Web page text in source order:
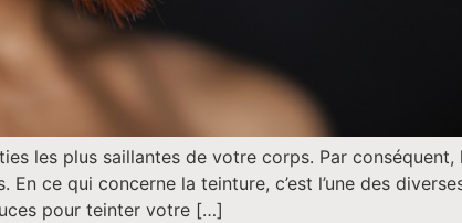
les plus saillantes de votre corps. Par conséquent,
ce qui concerne la teinture, c’est l’une des
pour teinter votre […]